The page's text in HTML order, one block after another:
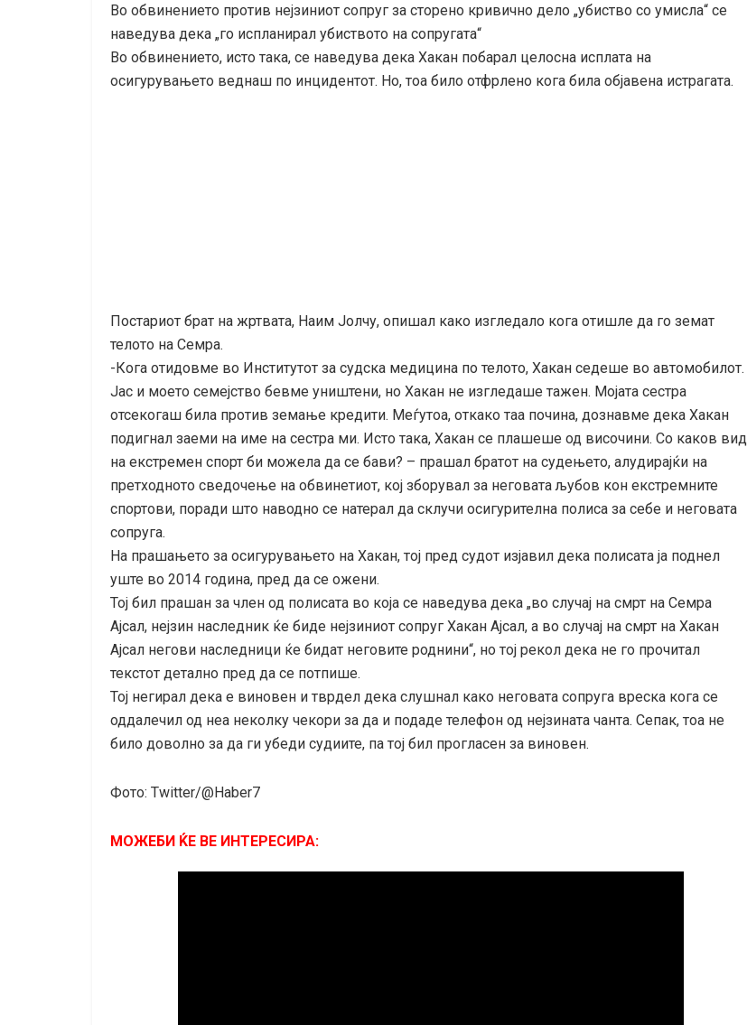
Во обвинението против нејзиниот сопруг за сторено кривично дело „убиство со умисла“ се
наведува дека „го испланирал убиството на сопругата“
Во обвинението, исто така, се наведува дека Хакан побарал целосна исплата на
осигурувањето веднаш по инцидентот. Но, тоа било отфрлено кога била објавена истрагата.
Постариот брат на жртвата, Наим Јолчу, опишал како изгледало кога отишле да го земат
телото на Семра.
-Кога отидовме во Институтот за судска медицина по телото, Хакан седеше во автомобилот.
Јас и моето семејство бевме уништени, но Хакан не изгледаше тажен. Мојата сестра
отсекогаш била против земање кредити. Меѓутоа, откако таа почина, дознавме дека Хакан
подигнал заеми на име на сестра ми. Исто така, Хакан се плашеше од височини. Со каков вид
на екстремен спорт би можела да се бави? – прашал братот на судењето, алудирајќи на
претходното сведочење на обвинетиот, кој зборувал за неговата љубов кон екстремните
спортови, поради што наводно се натерал да склучи осигурителна полиса за себе и неговата
сопруга.
На прашањето за осигурувањето на Хакан, тој пред судот изјавил дека полисата ја поднел
уште во 2014 година, пред да се ожени.
Тој бил прашан за член од полисата во која се наведува дека „во случај на смрт на Семра
Ајсал, нејзин наследник ќе биде нејзиниот сопруг Хакан Ајсал, а во случај на смрт на Хакан
Ајсал негови наследници ќе бидат неговите роднини“, но тој рекол дека не го прочитал
текстот детално пред да се потпише.
Тој негирал дека е виновен и тврдел дека слушнал како неговата сопруга вреска кога се
оддалечил од неа неколку чекори за да и подаде телефон од нејзината чанта. Сепак, тоа не
било доволно за да ги убеди судиите, па тој бил прогласен за виновен.
Фото: Twitter/@Haber7
МОЖЕБИ ЌЕ ВЕ ИНТЕРЕСИРА: